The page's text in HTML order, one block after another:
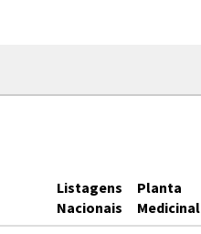
Listagens
Nacionais
Planta
Medicinal